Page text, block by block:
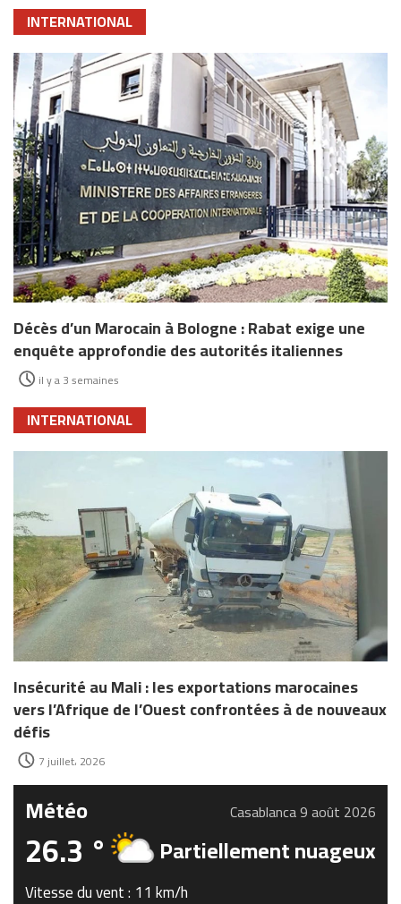
INTERNATIONAL
Décès d’un Marocain à Bologne : Rabat exige une
enquête approfondie des autorités italiennes
il y a 3 semaines
INTERNATIONAL
Insécurité au Mali : les exportations marocaines
vers l’Afrique de l’Ouest confrontées à de nouveaux
défis
7 juillet، 2026